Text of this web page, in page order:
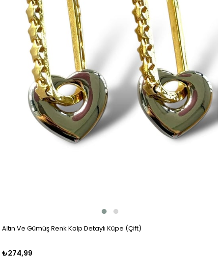
Altın Ve Gümüş Renk Kalp Detaylı Küpe (Çift)
₺274,99